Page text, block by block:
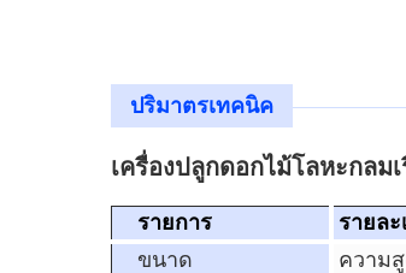
ปริมาตรเทคนิค
เครื่องปลูกดอกไม้โลหะกลม
รายการ
รายละ
ขนาด
ความ